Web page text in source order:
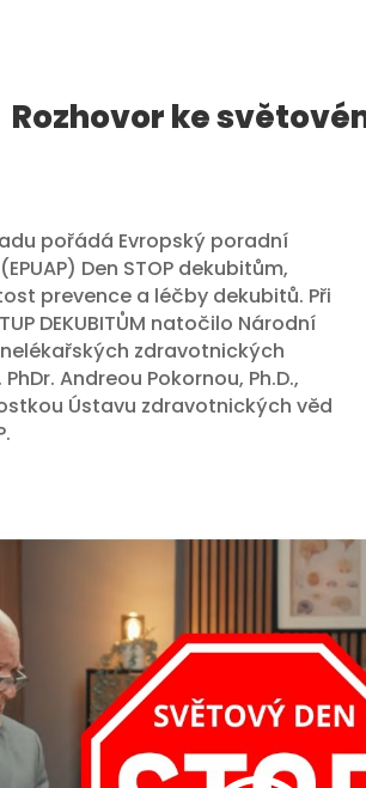
Rozhovor ke
pořádá Evropský poradní
Den STOP dekubitům,
prevence a léčby dekubitů. Při
DEKUBITŮM natočilo Národní
zdravotnických
Andreou Pokornou, Ph.D.,
Ústavu zdravotnických věd